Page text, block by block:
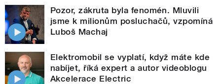
Pozor, zákruta byla fenomén. Mluvili
jsme k milionům posluchačů, vzpomíná
Luboš Machaj
Elektromobil se vyplatí, když máte kde
nabíjet, říká expert a autor videoblogu
Akcelerace Electric